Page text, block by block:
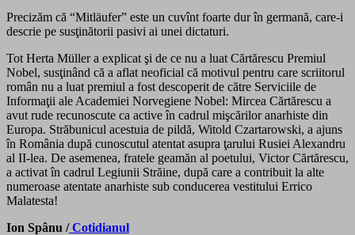
Precizăm că “Mitläufer” este un cuvînt foarte dur în germană, care-i
descrie pe susţinătorii pasivi ai unei dictaturi.
Tot Herta Müller a explicat şi de ce nu a luat Cărtărescu Premiul
Nobel, susţinând că a aflat neoficial că motivul pentru care scriitorul
român nu a luat premiul a fost descoperit de către Serviciile de
Informaţii ale Academiei Norvegiene Nobel: Mircea Cărtărescu a
avut rude recunoscute ca active în cadrul mişcărilor anarhiste din
Europa. Străbunicul acestuia de pildă, Witold Czartarowski, a ajuns
în România după cunoscutul atentat asupra ţarului Rusiei Alexandru
al II-lea. De asemenea, fratele geamăn al poetului, Victor Cărtărescu,
a activat în cadrul Legiunii Străine, după care a contribuit la alte
numeroase atentate anarhiste sub conducerea vestitului Errico
Malatesta!
Ion Spânu /Cotidianul